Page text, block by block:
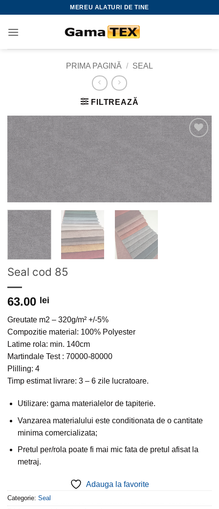
content
MEREU ALATURI DE TINE
PRIMA PAGINĂ / SEAL
FILTREAZĂ
Adauga
la
favorite
Seal cod 85
63.00 lei
Greutate m2 – 320g/m² +/-5%
Compozitie material: 100% Polyester
Latime rola: min. 140cm
Martindale Test : 70000-80000
Plilling: 4
Timp estimat livrare: 3 – 6 zile lucratoare.
Utilizare: gama materialelor de tapiterie.
Vanzarea materialului este conditionata de o cantitate
minima comercializata;
Pretul per/rola poate fi mai mic fata de pretul afisat la
metraj.
Adauga la favorite
Categorie: Seal